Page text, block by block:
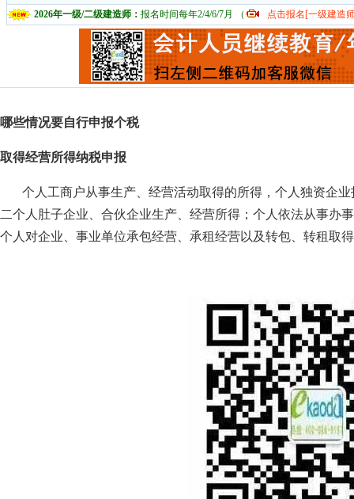
2026年一级/二级建造师： 报名时间每年2/4/6/7月 （ 点击报名[一级建造
哪些情况要自行申报个税
取得经营所得纳税申报
个人工商户从事生产、经营活动取得的所得，个人独资企业
二个人肚子企业、合伙企业生产、经营所得；个人依法从事办
个人对企业、事业单位承包经营、承租经营以及转包、转租取